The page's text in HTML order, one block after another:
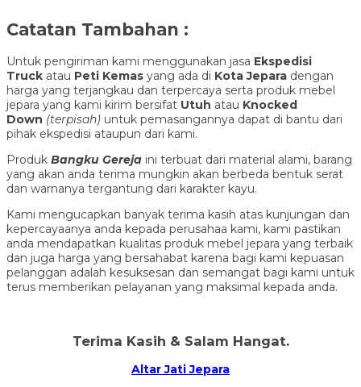
Catatan Tambahan :
Untuk pengiriman kami menggunakan jasa Ekspedisi
Truck atau Peti Kemas yang ada di Kota Jepara dengan
harga yang terjangkau dan terpercaya serta produk mebel
jepara yang kami kirim bersifat Utuh atau Knocked
Down (terpisah) untuk pemasangannya dapat di bantu dari
pihak ekspedisi ataupun dari kami.
Produk Bangku Gereja ini terbuat dari material alami, barang
yang akan anda terima mungkin akan berbeda bentuk serat
dan warnanya tergantung dari karakter kayu.
Kami mengucapkan banyak terima kasih atas kunjungan dan
kepercayaanya anda kepada perusahaa kami, kami pastikan
anda mendapatkan kualitas produk mebel jepara yang terbaik
dan juga harga yang bersahabat karena bagi kami kepuasan
pelanggan adalah kesuksesan dan semangat bagi kami untuk
terus memberikan pelayanan yang maksimal kepada anda.
Terima Kasih & Salam Hangat.
Altar Jati Jepara